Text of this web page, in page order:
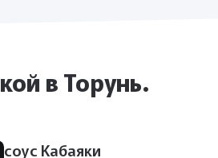
в ​​Торунь.
соус Кабаяки